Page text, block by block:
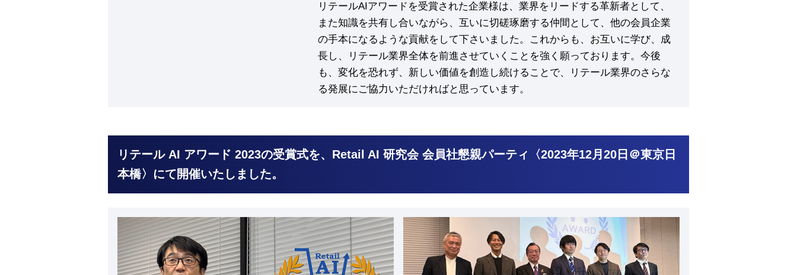
リテールAIアワードを受賞された企業様は、業界をリードする革新者として、
また知識を共有し合いながら、互いに切磋琢磨する仲間として、他の会員企業
の手本になるような貢献をして下さいました。これからも、お互いに学び、成
長し、リテール業界全体を前進させていくことを強く願っております。今後
も、変化を恐れず、新しい価値を創造し続けることで、リテール業界のさらな
る発展にご協力いただければと思っています。
リテール AI アワード 2023の受賞式を、Retail AI 研究会 会員社懇親パーティ〈2023年12月20日＠東京日
本橋〉にて開催いたしました。